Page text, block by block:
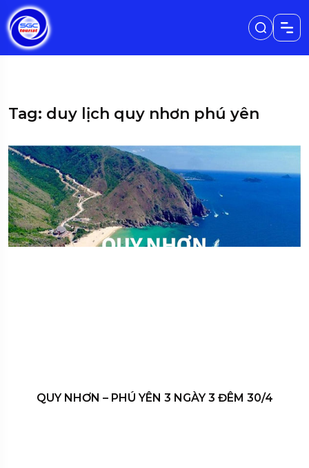
Tag: duy lịch quy nhơn phú yên
QUY NHƠN – PHÚ YÊN 3 NGÀY 3 ĐÊM 30/4